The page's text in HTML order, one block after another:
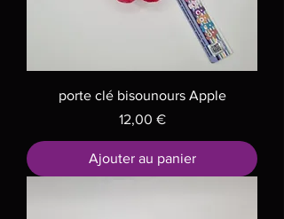
porte clé bisounours Apple
Prix
12,00 €
Ajouter au panier